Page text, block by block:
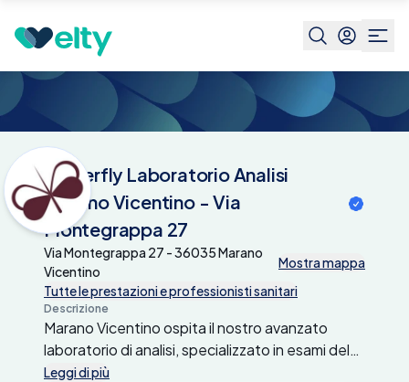
Butterfly Laboratorio Analisi
Marano Vicentino - Via
Montegrappa 27
Via Montegrappa 27 - 36035 Marano
Vicentino
Mostra mappa
Tutte le prestazioni e professionisti sanitari
Descrizione
Marano Vicentino ospita il nostro avanzato
laboratorio di analisi, specializzato in esami del
sangue e analisi dettagliate. La tua salute è la
Leggi di più